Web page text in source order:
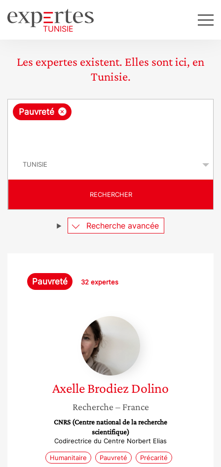
Les expertes existent. Elles sont ici, en
Tunisie.
R
ê
e
×
Pauvreté
RECHERCHER
Recherche avancée
Pauvreté 32 expertes
Axelle
Brodiez
AxelleBrodiez Dolino
Recherche – France
CNRS (Centre national de la recherche
scientifique)
Codirectrice du Centre Norbert Elias
Humanitaire Pauvreté Précarité